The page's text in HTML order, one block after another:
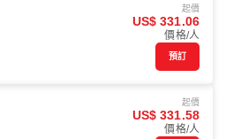
起價
US$ 331.06
價格/人
預訂
起價
US$ 331.58
價格/人